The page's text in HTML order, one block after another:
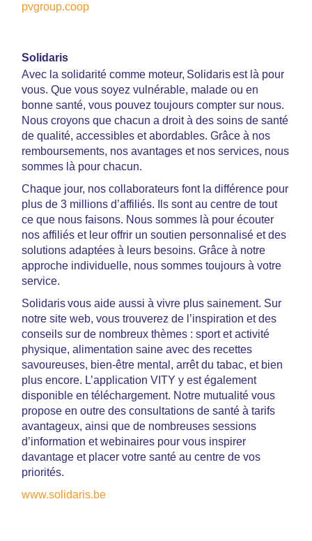
pvgroup.coop
Solidaris
Avec la solidarité comme moteur, Solidaris est là pour
vous. Que vous soyez vulnérable, malade ou en
bonne santé, vous pouvez toujours compter sur nous.
Nous croyons que chacun a droit à des soins de santé
de qualité, accessibles et abordables. Grâce à nos
remboursements, nos avantages et nos services, nous
sommes là pour chacun.
Chaque jour, nos collaborateurs font la différence pour
plus de 3 millions d’affiliés. Ils sont au centre de tout
ce que nous faisons. Nous sommes là pour écouter
nos affiliés et leur offrir un soutien personnalisé et des
solutions adaptées à leurs besoins. Grâce à notre
approche individuelle, nous sommes toujours à votre
service.
Solidaris vous aide aussi à vivre plus sainement. Sur
notre site web, vous trouverez de l’inspiration et des
conseils sur de nombreux thèmes : sport et activité
physique, alimentation saine avec des recettes
savoureuses, bien-être mental, arrêt du tabac, et bien
plus encore. L’application VITY y est également
disponible en téléchargement. Notre mutualité vous
propose en outre des consultations de santé à tarifs
avantageux, ainsi que de nombreuses sessions
d’information et webinaires pour vous inspirer
davantage et placer votre santé au centre de vos
priorités.
www.solidaris.be